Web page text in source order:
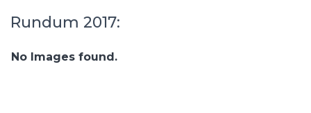
Rundum 2017:
No Images found.